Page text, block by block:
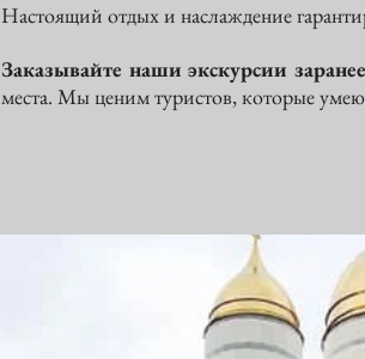
Настоящий отдых и наслаждение
Заказывайте наши экскурсии
места. Мы ценим туристов, которые